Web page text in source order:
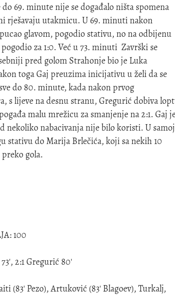
69. minute nije se događalo ništa spomena
rješavaju utakmicu. U 69. minuti nakon
glavom, pogodio stativu, no na odbijenu
za 1:0. Već u 73. minuti Završki se
pred golom Strahonje bio je Luka
toga Gaj preuzima inicijativu u želi da se
do 80. minute, kada nakon prvog
s lijeve na desnu stranu, Gregurić dobiva
malu mrežicu za smanjenje na 2:1. Gaj
nekoliko nabacivanja nije bilo koristi. U samoj
stativu do Marija Brlečića, koji sa nekih 10
gola.
100
2:1 Gregurić 80'
(83' Pezo), Artuković (83' Blagoev), Turkalj,